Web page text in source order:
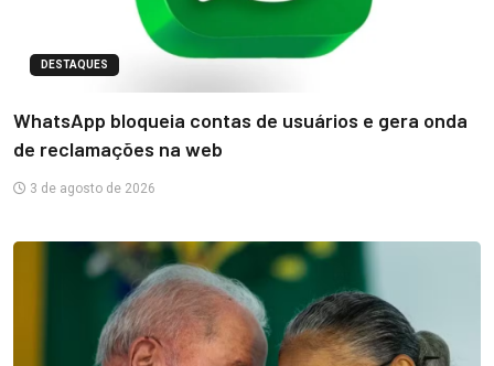
DESTAQUES
WhatsApp bloqueia contas de usuários e gera onda
de reclamações na web
3 de agosto de 2026